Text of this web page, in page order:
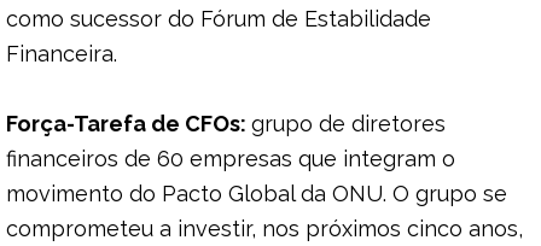
como sucessor do Fórum de Estabilidade
Financeira.
Força-Tarefa de CFOs: grupo de diretores
financeiros de 60 empresas que integram o
movimento do Pacto Global da ONU. O grupo se
comprometeu a investir, nos próximos cinco anos,